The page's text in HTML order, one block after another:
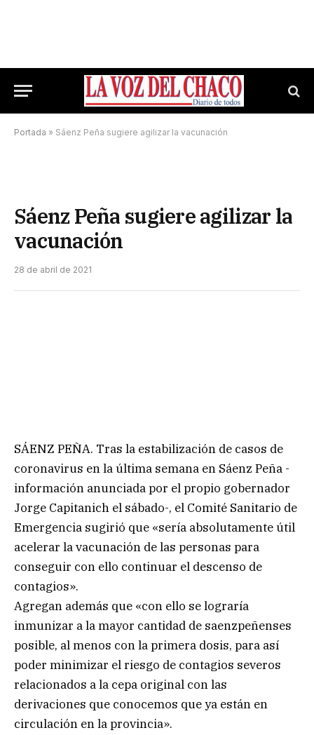
Portada » Sáenz Peña sugiere agilizar la vacunación
Sáenz Peña sugiere agilizar la
vacunación
28 de abril de 2021
SÁENZ PEÑA. Tras la estabilización de casos de
coronavirus en la última semana en Sáenz Peña -
información anunciada por el propio gobernador
Jorge Capitanich el sábado-, el Comité Sanitario de
Emergencia sugirió que «sería absolutamente útil
acelerar la vacunación de las personas para
conseguir con ello continuar el descenso de
contagios».
Agregan además que «con ello se lograría
inmunizar a la mayor cantidad de saenzpeñenses
posible, al menos con la primera dosis, para así
poder minimizar el riesgo de contagios severos
relacionados a la cepa original con las
derivaciones que conocemos que ya están en
circulación en la provincia».